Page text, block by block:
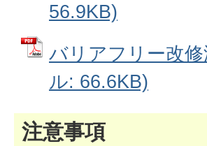
56.9KB)
バリアフリー改
ル: 66.6KB)
注意事項